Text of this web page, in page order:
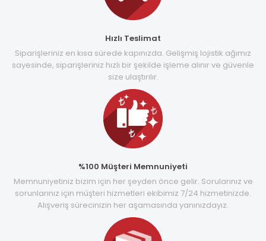
Hızlı Teslimat
Siparişleriniz en kısa sürede kapınızda. Gelişmiş lojistik ağımız
sayesinde, siparişleriniz hızlı bir şekilde işleme alınır ve güvenle
size ulaştırılır.
%100 Müşteri Memnuniyeti
Memnuniyetiniz bizim için her şeyden önce gelir. Sorularınız ve
sorunlarınız için müşteri hizmetleri ekibimiz 7/24 hizmetinizde.
Alışveriş sürecinizin her aşamasında yanınızdayız.